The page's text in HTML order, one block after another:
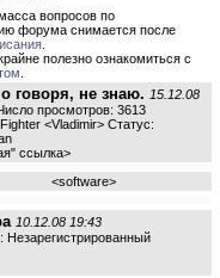
вопросов по
форума снимается после
полезно ознакомиться с
говоря, не знаю. 15.12.08
просмотров: 3613
<Vladimir> Статус:
ссылка>
<software>
10.12.08 19:43
Незарегистрированный